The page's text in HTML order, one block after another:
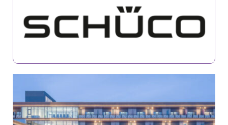
КОНТАКТИ
ENGLISH